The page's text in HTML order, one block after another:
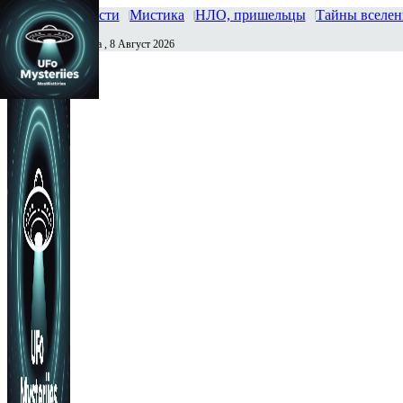
Главная Новости Мистика НЛО, пришельцы Тайны
Сегодня Суббота , 8 Август 2026